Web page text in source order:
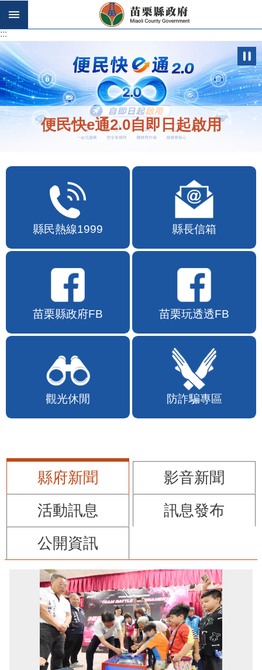
跳到主要內容區塊
:::
:::
便民快e通2.0自即日起啟用
縣民熱線1999 縣長信箱
苗栗縣政府FB 苗栗玩透透FB
觀光休閒 防詐騙專區
縣府新聞
影音新聞
活動訊息
訊息發布
公開資訊